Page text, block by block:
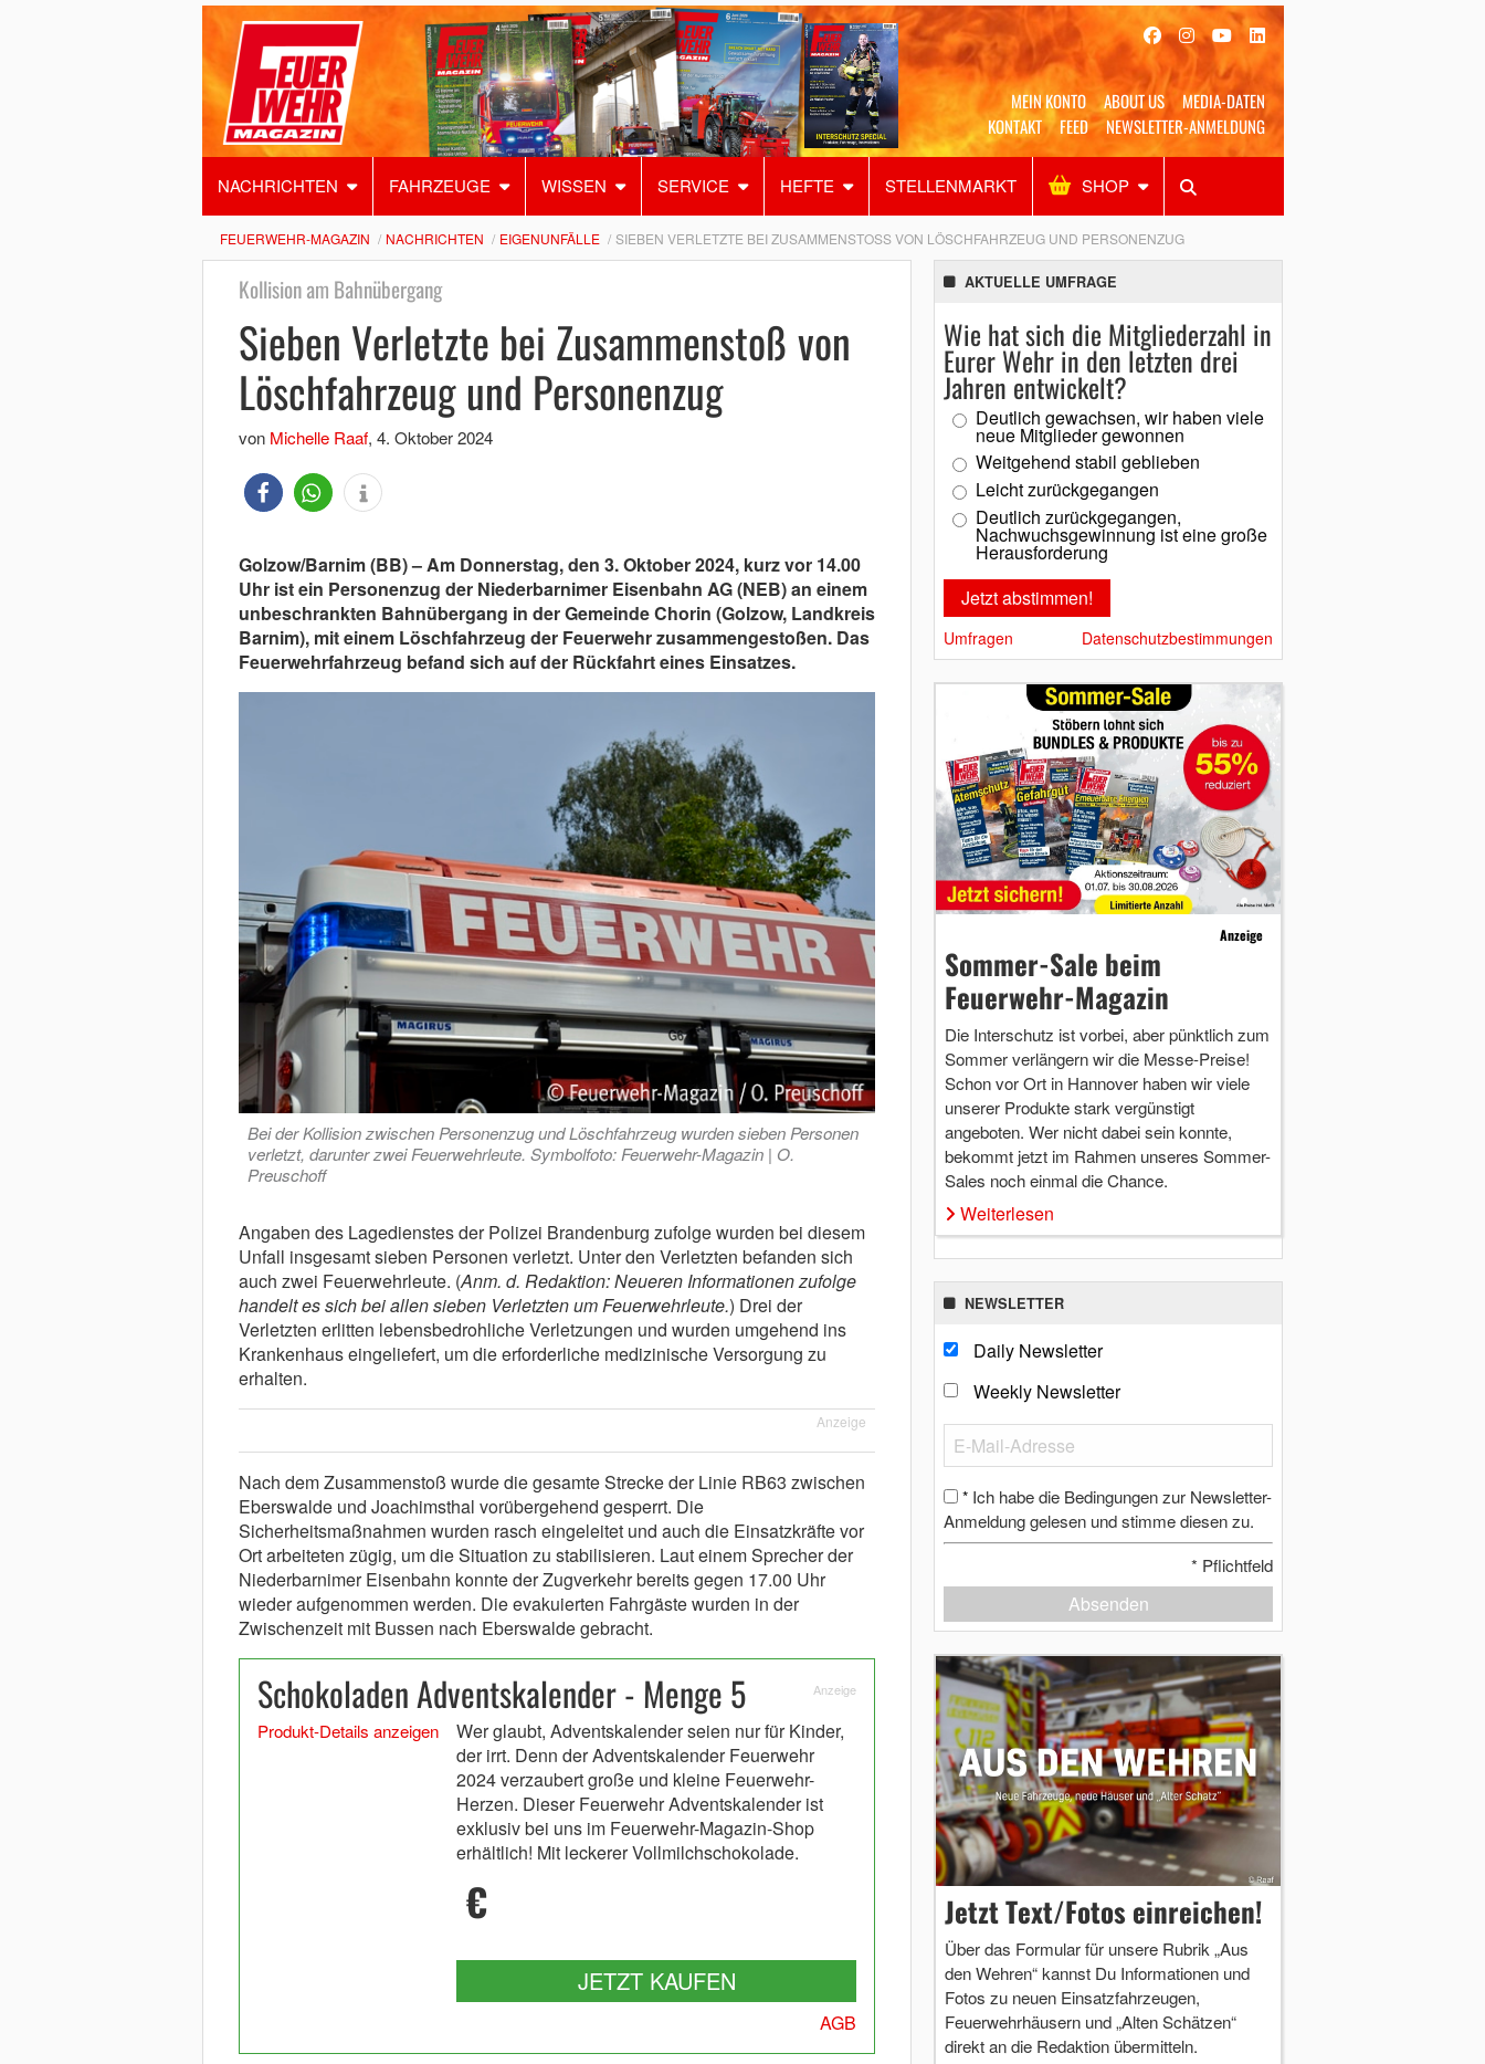
MEIN KONTO ABOUT US
MEDIA-DATEN
KONTAKT
FEED NEWSLETTER-ANMELDUNG
NACHRICHTEN FAHRZEUGE WISSEN SERVICE HEFTE STELLENMARKT SHOP
Alles Shop SUCHEN
FEUERWEHR-MAGAZIN NACHRICHTEN EIGENUNFÄLLE SIEBEN VERLETZTE BEI ZUSAMMENSTOSS VON LÖSCHFAHRZEUG UND PERSONENZUG
Kollision am Bahnübergang
Sieben Verletzte bei Zusammenstoß von
Löschfahrzeug und Personenzug
von Michelle Raaf, 4. Oktober 2024
Golzow/Barnim (BB) – Am Donnerstag, den 3. Oktober 2024, kurz vor 14.00
Uhr ist ein Personenzug der Niederbarnimer Eisenbahn AG (NEB) an einem
unbeschrankten Bahnübergang in der Gemeinde Chorin (Golzow, Landkreis
Barnim), mit einem Löschfahrzeug der Feuerwehr zusammengestoßen. Das
Feuerwehrfahrzeug befand sich auf der Rückfahrt eines Einsatzes.
Bei der Kollision zwischen Personenzug und Löschfahrzeug wurden sieben Personen
verletzt, darunter zwei Feuerwehrleute. Symbolfoto: Feuerwehr-Magazin | O.
Preuschoff
Angaben des Lagedienstes der Polizei Brandenburg zufolge wurden bei diesem
Unfall insgesamt sieben Personen verletzt. Unter den Verletzten befanden sich
auch zwei Feuerwehrleute. (Anm. d. Redaktion: Neueren Informationen zufolge
handelt es sich bei allen sieben Verletzten um Feuerwehrleute.) Drei der
Verletzten erlitten lebensbedrohliche Verletzungen und wurden umgehend ins
Krankenhaus eingeliefert, um die erforderliche medizinische Versorgung zu
erhalten.
Anzeige
Nach dem Zusammenstoß wurde die gesamte Strecke der Linie RB63 zwischen
Eberswalde und Joachimsthal vorübergehend gesperrt. Die
Sicherheitsmaßnahmen wurden rasch eingeleitet und auch die Einsatzkräfte vor
Ort arbeiteten zügig, um die Situation zu stabilisieren. Laut einem Sprecher der
Niederbarnimer Eisenbahn konnte der Zugverkehr bereits gegen 17.00 Uhr
wieder aufgenommen werden. Die evakuierten Fahrgäste wurden in der
Zwischenzeit mit Bussen nach Eberswalde gebracht.
Schokoladen Adventskalender - Menge 5 Anzeige
Produkt-Details anzeigen
Wer glaubt, Adventskalender seien nur für Kinder,
der irrt. Denn der Adventskalender Feuerwehr
2024 verzaubert große und kleine Feuerwehr-
Herzen. Dieser Feuerwehr Adventskalender ist
exklusiv bei uns im Feuerwehr-Magazin-Shop
erhältlich! Mit leckerer Vollmilchschokolade.
€
JETZT KAUFEN
AGB
AKTUELLE UMFRAGE
Wie hat sich die Mitgliederzahl in
Eurer Wehr in den letzten drei
Jahren entwickelt?
Deutlich gewachsen, wir haben viele
neue Mitglieder gewonnen
Weitgehend stabil geblieben
Leicht zurückgegangen
Deutlich zurückgegangen,
Nachwuchsgewinnung ist eine große
Herausforderung
Umfragen Datenschutzbestimmungen
Anzeige
Sommer-Sale beim
Feuerwehr-Magazin
Die Interschutz ist vorbei, aber pünktlich zum
Sommer verlängern wir die Messe-Preise!
Schon vor Ort in Hannover haben wir viele
unserer Produkte stark vergünstigt
angeboten. Wer nicht dabei sein konnte,
bekommt jetzt im Rahmen unseres Sommer-
Sales noch einmal die Chance.
Weiterlesen
NEWSLETTER
Daily Newsletter
Weekly Newsletter
* Ich habe die Bedingungen zur Newsletter-
Anmeldung gelesen und stimme diesen zu.
* Pflichtfeld
Absenden
Jetzt Text/Fotos einreichen!
Über das Formular für unsere Rubrik „Aus
den Wehren“ kannst Du Informationen und
Fotos zu neuen Einsatzfahrzeugen,
Feuerwehrhäusern und „Alten Schätzen“
direkt an die Redaktion übermitteln.